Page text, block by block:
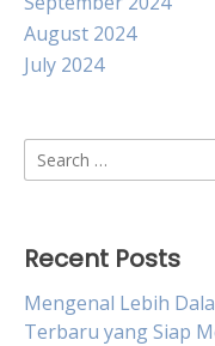
August 2024
July 2024
Search
for:
Recent Posts
Mengenal Lebih
Terbaru yang Siap